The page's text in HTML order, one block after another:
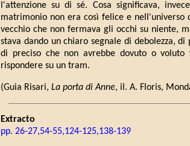
l'attenzione su di sé. Cosa significava,
matrimonio non era così felice e nell'universo
vecchio che non fermava gli occhi su niente,
stava dando un chiaro segnale di debolezza,
di preciso che non avrebbe dovuto o
rispondere su un tram.
(Guia Risari, La porta di Anne, il. A. Floris,
Extracto
pp. 26-27,54-55,124-125,138-139